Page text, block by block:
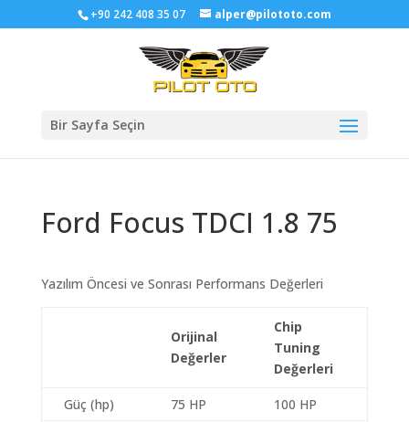
+90 242 408 35 07 alper@pilototo.com
Bir Sayfa Seçin
Ford Focus TDCI 1.8 75
Yazılım Öncesi ve Sonrası Performans Değerleri
Orijinal
Değerler
Chip
Tuning
Değerleri
Güç (hp) 75 HP
100 HP